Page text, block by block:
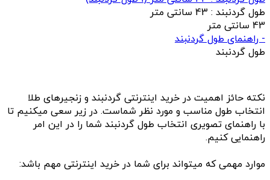
طول گردنبند : 43 سانتی متر
43 سانتی متر
- راهنمای طول گردنبند
طول گردنبند
نکته حائز اهمیت در خرید اینترنتی گردنبند و زنجیرهای طلا
انتخاب طول مناسب و مورد نظر شماست. در زیر سعی میکنیم تا
با راهنمای تصویری انتخاب طول گردنبند شما را در این امر
راهنمایی کنیم.
موارد مهمی که میتواند برای شما در خرید اینترنتی مهم باشد: